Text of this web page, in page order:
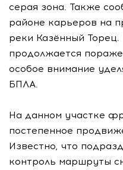
серая зона. Также
районе карьеров на
реки Казённый
продолжается
особое внимание
БПЛА.
На данном участке
постепенное
Известно, что
контроль маршруты